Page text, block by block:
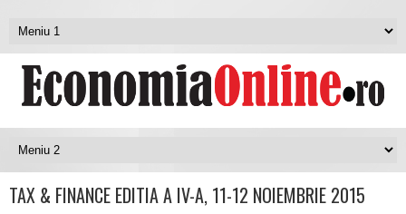
TAX & FINANCE EDITIA A IV-A, 11-12 NOIEMBRIE 2015